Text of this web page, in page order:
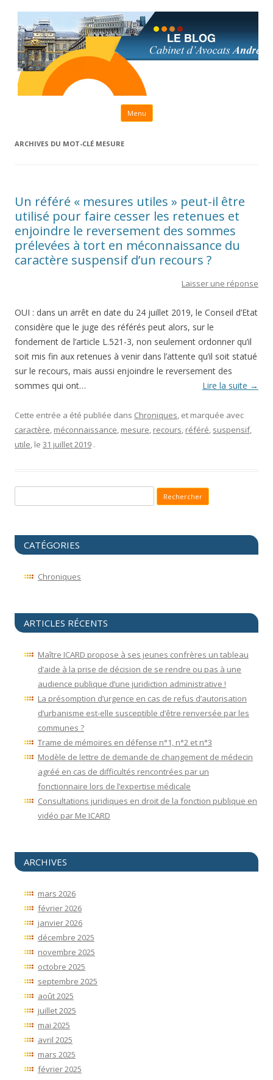
Menu Aller au contenu principal
ARCHIVES DU MOT-CLÉ MESURE
Un référé « mesures utiles » peut-il être
utilisé pour faire cesser les retenues et
enjoindre le reversement des sommes
prélevées à tort en méconnaissance du
caractère suspensif d’un recours ?
Laisser une réponse
OUI : dans un arrêt en date du 24 juillet 2019, le Conseil d’Etat
considère que le juge des référés peut alors, sur le
fondement de l’article L.521-3, non seulement ordonner qu’il
soit mis fin aux retenues à venir dans l’attente qu’il soit statué
sur le recours, mais aussi enjoindre le reversement des
sommes qui ont…
Lire la suite →
Cette entrée a été publiée dans Chroniques, et marquée avec
caractère, méconnaissance, mesure, recours, référé, suspensif,
utile, le 31 juillet 2019 .
CATÉGORIES
Chroniques
ARTICLES RÉCENTS
Maître ICARD propose à ses jeunes confrères un tableau
d’aide à la prise de décision de se rendre ou pas à une
audience publique d’une juridiction administrative !
La présomption d’urgence en cas de refus d’autorisation
d’urbanisme est-elle susceptible d’être renversée par les
communes ?
Trame de mémoires en défense n°1, n°2 et n°3
Modèle de lettre de demande de changement de médecin
agréé en cas de difficultés rencontrées par un
fonctionnaire lors de l’expertise médicale
Consultations juridiques en droit de la fonction publique en
vidéo par Me ICARD
ARCHIVES
mars 2026
février 2026
janvier 2026
décembre 2025
novembre 2025
octobre 2025
septembre 2025
août 2025
juillet 2025
mai 2025
avril 2025
mars 2025
février 2025